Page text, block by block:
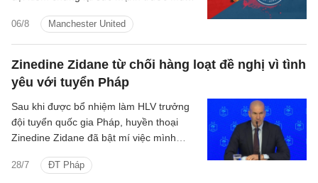
06/8 Manchester United
Zinedine Zidane từ chối hàng loạt đề nghị vì tình
yêu với tuyển Pháp
28/7 ĐT Pháp
Sau khi được bổ nhiệm làm HLV trưởng
đội tuyển quốc gia Pháp, huyền thoại
Zinedine Zidane đã bật mí việc mình
quãng thời gian 4, 5 năm vừa qua.